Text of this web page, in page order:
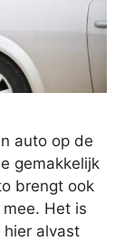
auto op de
gemakkelijk
brengt ook
Het is
alvast